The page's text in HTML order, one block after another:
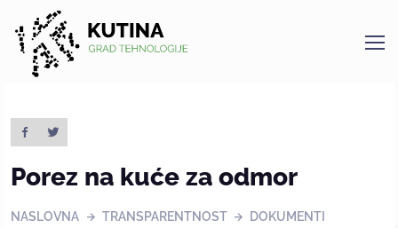
Kutina
Porez na kuće za odmor
NASLOVNA TRANSPARENTNOST
DOKUMENTI